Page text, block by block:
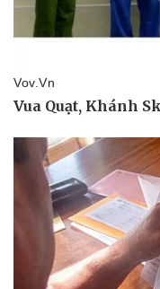
Doanh nghiệp
Thông tin doanh nghiệp
Doanh nghiệp 24h
Doanh nhân
Vì cộng đồng